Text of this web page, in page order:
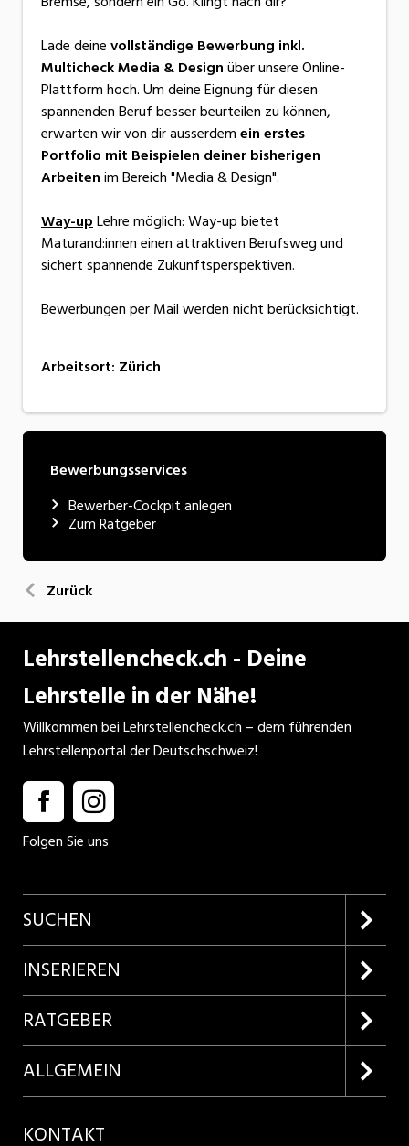
Lade deinevollständige Bewerbung inkl.
Multicheck Media & Designüber unsere Online-
Plattform hoch. Um deine Eignung für diesen
spannenden Beruf besser beurteilen zu können,
erwarten wir von dir ausserdemein erstes
Portfolio mit Beispielen deiner bisherigen
Arbeitenim Bereich "Media & Design".
Way-upLehre möglich: Way-up bietet
Maturand:innen einen attraktiven Berufsweg und
sichert spannende Zukunftsperspektiven.
Bewerbungen per Mail werden nicht berücksichtigt.
Arbeitsort: Zürich
Bewerbungsservices
Bewerber-Cockpit anlegen
Zum Ratgeber
Zurück
Lehrstellencheck.ch - Deine
Lehrstelle in der Nähe!
Willkommen bei Lehrstellencheck.ch – dem führenden
Lehrstellenportal der Deutschschweiz!
Folgen Sie uns
SUCHEN
Firmenprofile entdecken
Lehrstellen suchen
INSERIEREN
Kundenlogin
Inserieren
Produkte
RATGEBER
Lehrberufe entdecken
ALLGEMEIN
KONTAKT